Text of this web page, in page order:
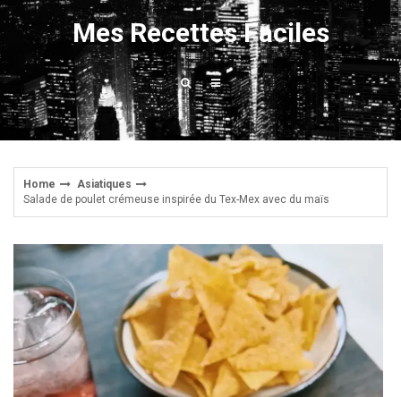
Skip
to
content
Mes Recettes Faciles
Home
Asiatiques
Salade de poulet crémeuse inspirée du Tex-Mex avec du maïs